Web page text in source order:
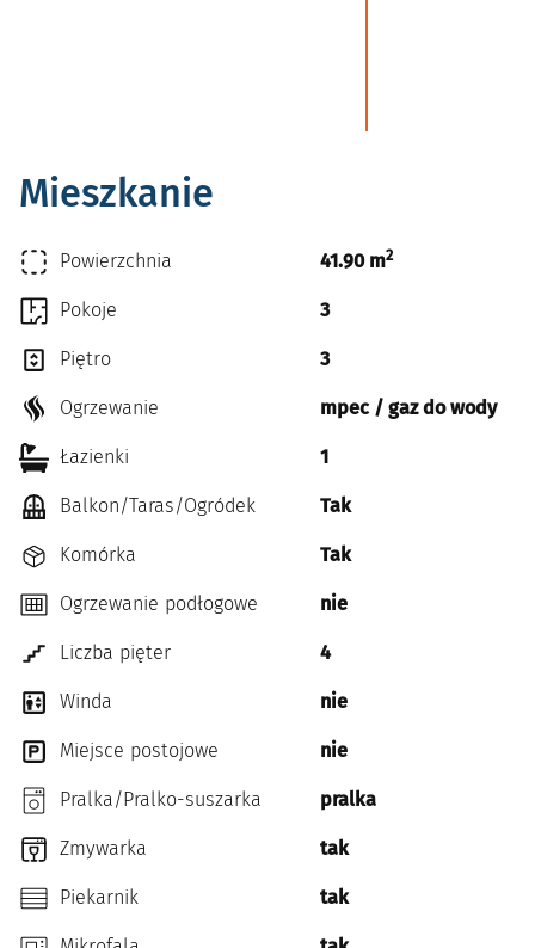
Mieszkanie
Powierzchnia 41.90 m2
Pokoje 3
Piętro 3
Ogrzewanie mpec / gaz do wody
Łazienki 1
Balkon/Taras/Ogródek Tak
Komórka Tak
Ogrzewanie podłogowe nie
Liczba pięter 4
Winda nie
Miejsce postojowe nie
Pralka/Pralko-suszarka pralka
Zmywarka tak
Piekarnik tak